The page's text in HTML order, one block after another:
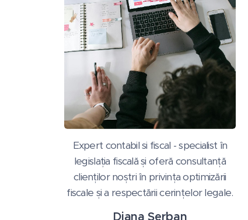
Expert contabil si fiscal - specialist în
legislația fiscală și oferă consultanță
clienților noștri în privința optimizării
fiscale și a respectării cerințelor legale.
Diana Serban